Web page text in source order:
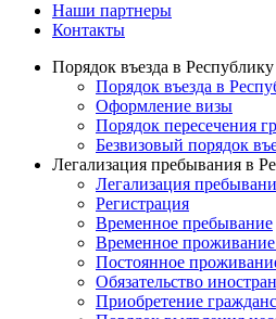
Наши партнеры
Контакты
Порядок въезда в Республику
Порядок въезда в
Оформление визы
Порядок пересечения
Безвизовый порядок
Легализация пребывания в
Легализация
Регистрация
Временное пребывание
Временное проживание
Постоянное
Обязательство
Приобретение